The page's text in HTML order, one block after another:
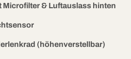
Microfilter & Luftauslass hinten
(höhenverstellbar)